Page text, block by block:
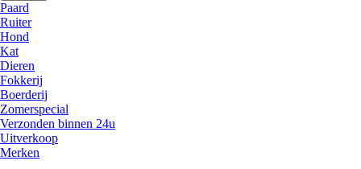
Paard
Ruiter
Hond
Kat
Dieren
Fokkerij
Boerderij
Zomerspecial
Verzonden binnen 24u
Uitverkoop
Merken